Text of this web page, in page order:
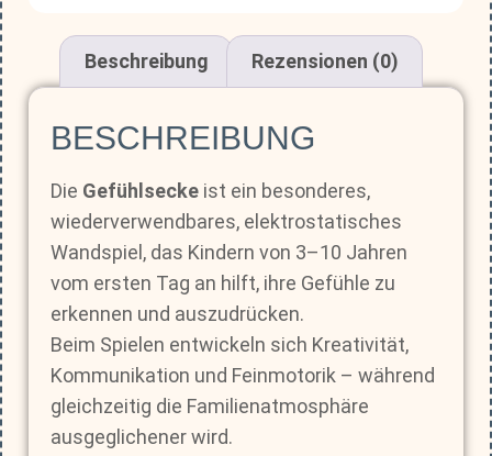
Beschreibung Rezensionen (0)
BESCHREIBUNG
Die Gefühlsecke ist ein besonderes,
wiederverwendbares, elektrostatisches
Wandspiel, das Kindern von 3–10 Jahren
vom ersten Tag an hilft, ihre Gefühle zu
erkennen und auszudrücken.
Beim Spielen entwickeln sich Kreativität,
Kommunikation und Feinmotorik – während
gleichzeitig die Familienatmosphäre
ausgeglichener wird.